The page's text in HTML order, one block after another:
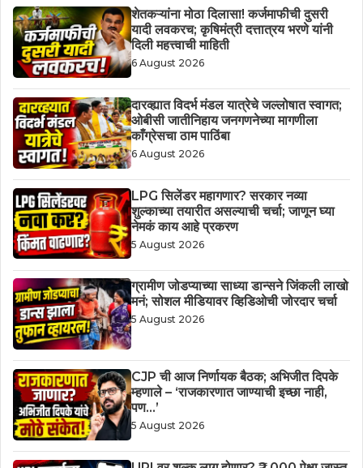
शेतकऱ्यांना मोठा दिलासा! कर्जमाफीची दुसरी
यादी लवकरच; कृषिमंत्री दत्तात्रय भरणे यांनी
दिली महत्त्वाची माहिती
6 August 2026
दारव्ह्यात विदर्भ मंडल यात्रेचे जल्लोषात स्वागत;
ओबीसी जातीनिहाय जनगणनेच्या मागणीला
काँग्रेसचा ठाम पाठिंबा
6 August 2026
LPG सिलेंडर महागणार? सरकार नव्या
शुल्काच्या तयारीत असल्याची चर्चा; जाणून घ्या
नेमकं काय आहे प्रकरण
5 August 2026
ग्रामीण जोडप्याच्या साध्या डान्सने जिंकली लाखो
मनं; सोशल मीडियावर व्हिडिओची जोरदार चर्चा
5 August 2026
CJP ची आज निर्णायक बैठक; अभिजीत दिपके
म्हणाले – ‘राजकारणात जाण्याची इच्छा नाही,
पण…’
5 August 2026